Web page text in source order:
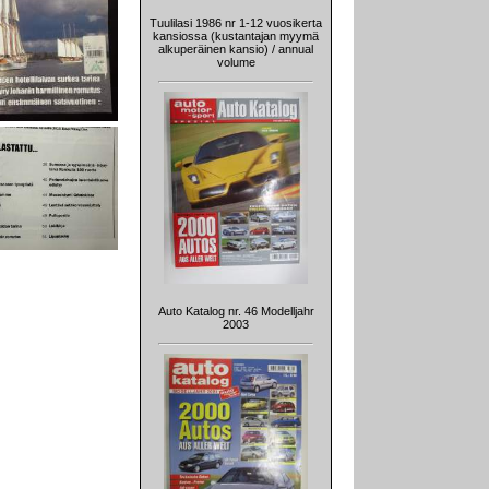
Tuulilasi 1986 nr 1-12 vuosikerta
kansiossa (kustantajan myymä
alkuperäinen kansio) / annual
volume
Auto Katalog nr. 46 Modelljahr
2003